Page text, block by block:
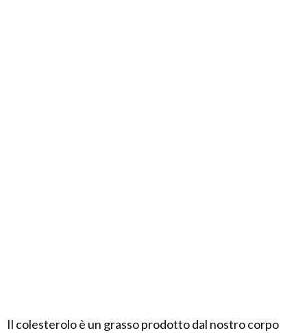
Il colesterolo è un grasso prodotto dal nostro corpo